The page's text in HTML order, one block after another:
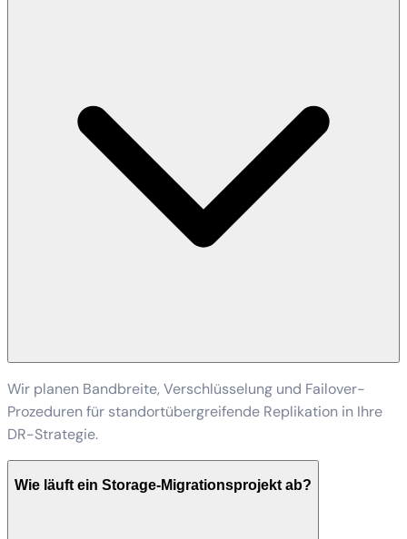
Wir planen Bandbreite, Verschlüsselung und Failover-
Prozeduren für standortübergreifende Replikation in Ihre
DR-Strategie.
Wie läuft ein Storage-Migrationsprojekt ab?